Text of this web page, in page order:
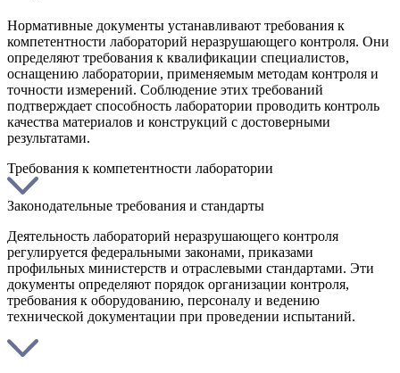
Нормативные документы устанавливают требования к
компетентности лабораторий неразрушающего контроля. Они
определяют требования к квалификации специалистов,
оснащению лаборатории, применяемым методам контроля и
точности измерений. Соблюдение этих требований
подтверждает способность лаборатории проводить контроль
качества материалов и конструкций с достоверными
результатами.
Требования к компетентности лаборатории
Законодательные требования и стандарты
Деятельность лабораторий неразрушающего контроля
регулируется федеральными законами, приказами
профильных министерств и отраслевыми стандартами. Эти
документы определяют порядок организации контроля,
требования к оборудованию, персоналу и ведению
технической документации при проведении испытаний.